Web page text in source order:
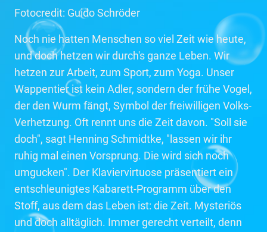
Fotocredit: Guido Schröder
Noch nie hatten Menschen so viel Zeit wie heute,
und doch hetzen wir durch's ganze Leben. Wir
hetzen zur Arbeit, zum Sport, zum Yoga. Unser
Wappentier ist kein Adler, sondern der frühe Vogel,
der den Wurm fängt, Symbol der freiwilligen Volks-
Verhetzung. Oft rennt uns die Zeit davon. "Soll sie
doch", sagt Henning Schmidtke, "lassen wir ihr
ruhig mal einen Vorsprung. Die wird sich noch
umgucken". Der Klaviervirtuose präsentiert ein
entschleunigtes Kabarett-Programm über den
Stoff, aus dem das Leben ist: die Zeit. Mysteriös
und doch alltäglich. Immer gerecht verteilt, denn